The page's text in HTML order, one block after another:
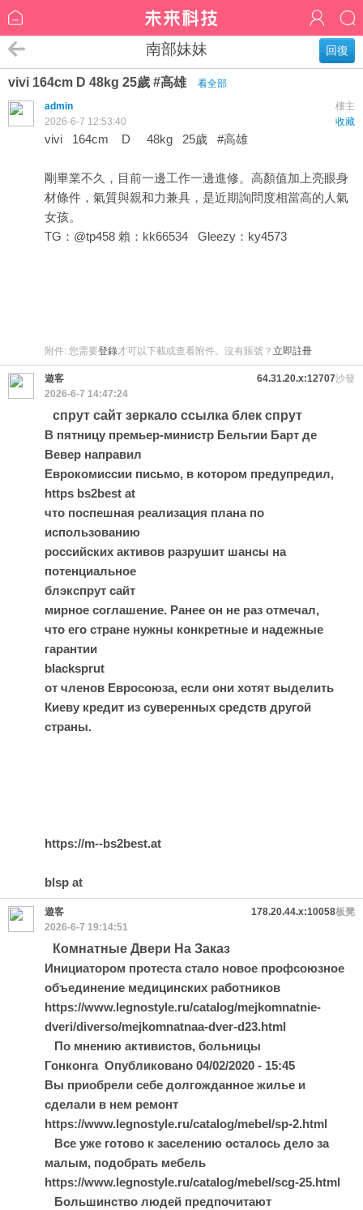
回復
南部妹妹
vivi 164cm D 48kg 25歲 #高雄
看全部
樓主
admin
收藏
2026-6-7 12:53:40
vivi 164cm D 48kg 25歲 #高雄
剛畢業不久，目前一邊工作一邊進修。高顏值加上亮眼身
材條件，氣質與親和力兼具，是近期詢問度相當高的人氣
女孩。
TG：@tp458 賴：kk66534 Gleezy：ky4573
附件: 您需要登錄才可以下載或查看附件。沒有賬號？ 立即註冊
沙發
遊客
64.31.20.x:12707
2026-6-7 14:47:24
cпрут сайт зеркало ccылка блек спрут
В пятницу премьер-министр Бельгии Барт де
Вевер направил
Еврокомиссии письмо, в котором предупредил,
https bs2best at
что поспешная реализация плана по
использованию
российских активов разрушит шансы на
потенциальное
блэкспрут сайт
мирное соглашение. Ранее он не раз отмечал,
что его стране нужны конкретные и надежные
гарантии
blacksprut
от членов Евросоюза, если они хотят выделить
Киеву кредит из суверенных средств другой
страны.
https://m--bs2best.at
blsp at
板凳
遊客
178.20.44.x:10058
2026-6-7 19:14:51
Комнатные Двери На Заказ
Инициатором протеста стало новое профсоюзное
объединение медицинских работников
https://www.legnostyle.ru/catalog/mejkomnatnie-
dveri/diverso/mejkomnatnaa-dver-d23.html
По мнению активистов, больницы
Гонконга Опубликовано 04/02/2020 - 15:45
Вы приобрели себе долгожданное жилье и
сделали в нем ремонт
https://www.legnostyle.ru/catalog/mebel/sp-2.html
Все уже готово к заселению осталось дело за
малым, подобрать мебель
https://www.legnostyle.ru/catalog/mebel/scg-25.html
Большинство людей предпочитают